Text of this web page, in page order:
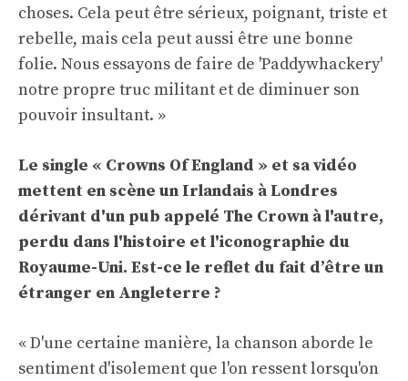
choses. Cela peut être sérieux, poignant, triste et
rebelle, mais cela peut aussi être une bonne
folie. Nous essayons de faire de 'Paddywhackery'
notre propre truc militant et de diminuer son
pouvoir insultant. »
Le single « Crowns Of England » et sa vidéo
mettent en scène un Irlandais à Londres
dérivant d'un pub appelé The Crown à l'autre,
perdu dans l'histoire et l'iconographie du
Royaume-Uni. Est-ce le reflet du fait d’être un
étranger en Angleterre ?
« D'une certaine manière, la chanson aborde le
sentiment d'isolement que l'on ressent lorsqu'on